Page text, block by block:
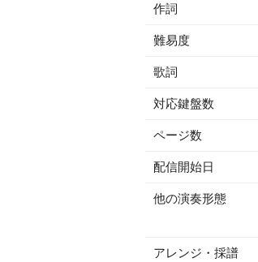
作詞
難易度
歌詞
対応鍵盤数
ページ数
配信開始日
他の演奏形態
アレンジ・採譜